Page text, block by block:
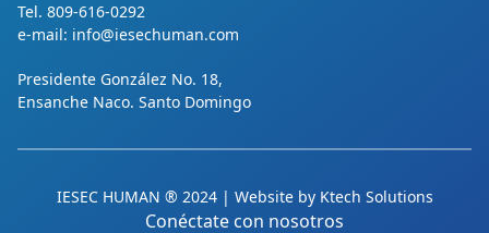
Tel. 809-616-0292
e-mail: info@iesechuman.com
Presidente González No. 18,
Ensanche Naco. Santo Domingo
IESEC HUMAN ® 2024 | Website by Ktech Solutions
Conéctate con nosotros